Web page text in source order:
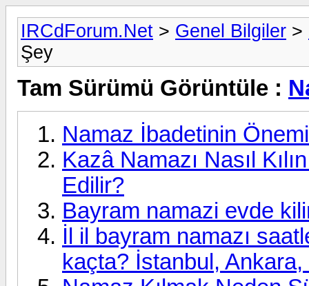
IRCdForum.Net > Genel Bilgiler >
Şey
Tam Sürümü Görüntüle :
Namaz İbadetinin Önemi
Kazâ Namazı Nasıl
Edilir?
Bayram namazi evde
İl il bayram namazı
kaçta? İstanbul,